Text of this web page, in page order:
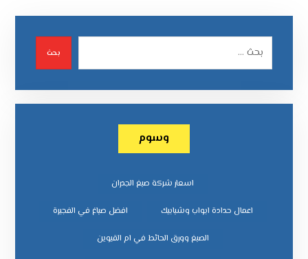
بحث
وسوم
اسعار شركة صبغ الجدران
اعمال حدادة ابواب وشبابيك افضل صباغ في الفجيرة
الصبغ وورق الحائط في ام القيوين